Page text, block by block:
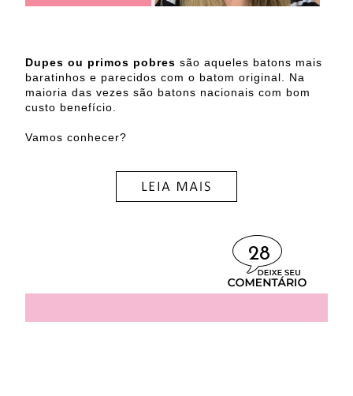
Dupes ou primos pobres são aqueles batons mais
baratinhos e parecidos com o batom original. Na
maioria das vezes são batons nacionais com bom
custo benefício.
Vamos conhecer?
28